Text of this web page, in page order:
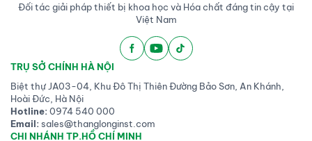
Đối tác giải pháp thiết bị khoa học và Hóa chất đáng tin cậy tại
Việt Nam
TRỤ SỞ CHÍNH HÀ NỘI
Biệt thự JA03-04, Khu Đô Thị Thiên Đường Bảo Sơn, An Khánh,
Hoài Đức, Hà Nội
Hotline:0974 540 000
Email:sales@thanglonginst.com
CHI NHÁNH TP.HỒ CHÍ MINH